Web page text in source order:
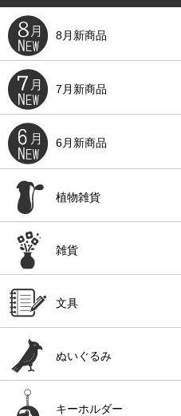
8月新商品
7月新商品
6月新商品
植物雑貨
雑貨
文具
ぬいぐるみ
キーホルダー